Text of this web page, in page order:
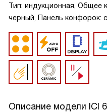
Тип: индукционная, Общее
черный, Панель конфорок:
Описание модели ICI